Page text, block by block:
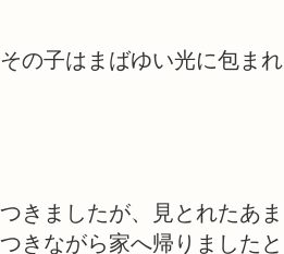
の子はまばゆい光に包まれ
きましたが、見とれたあま
きながら家へ帰りましたと